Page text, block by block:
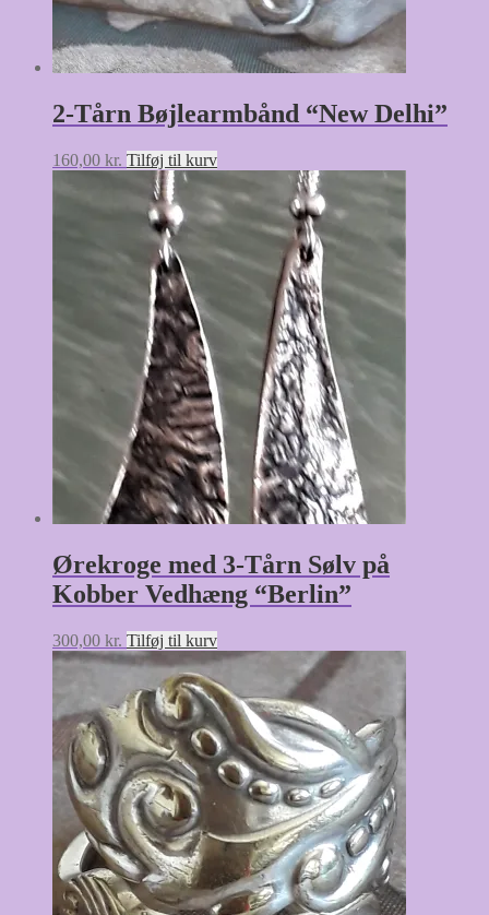
2-Tårn Bøjlearmbånd “New Delhi”
160,00 kr. Tilføj til kurv
Ørekroge med 3-Tårn Sølv på
Kobber Vedhæng “Berlin”
300,00 kr. Tilføj til kurv